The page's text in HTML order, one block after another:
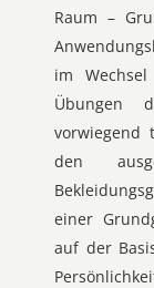
Raum –
im
Übungen
vorwiegend
den
einer
auf der